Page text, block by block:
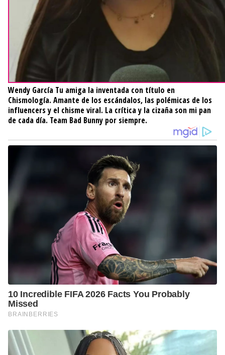
Wendy García Tu amiga la inventada con título en
Chismología. Amante de los escándalos, las polémicas de los
influencers y el chisme viral. La crítica y la cizaña son mi pan
de cada día. Team Bad Bunny por siempre.